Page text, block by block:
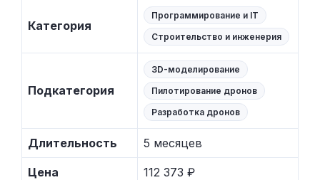
Категория
Программирование и IT
Строительство и инженерия
Подкатегория
3D-моделирование
Пилотирование дронов
Разработка дронов
Длительность 5 месяцев
Цена 112 373 ₽